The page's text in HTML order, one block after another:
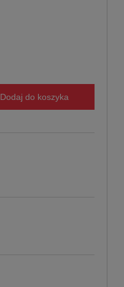
Dodaj do koszyka